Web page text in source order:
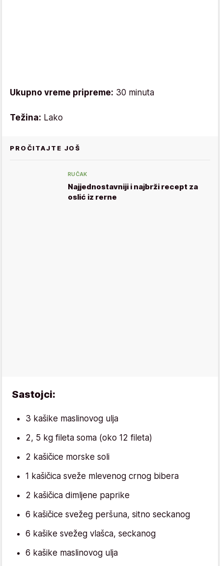
Ukupno vreme pripreme: 30 minuta
Težina: Lako
PROČITAJTE JOŠ
RUČAK
Najjednostavniji i najbrži recept za
oslić iz rerne
Sastojci:
3 kašike maslinovog ulja
2, 5 kg fileta soma (oko 12 fileta)
2 kašičice morske soli
1 kašičica sveže mlevenog crnog bibera
2 kašičica dimljene paprike
6 kašičice svežeg peršuna, sitno seckanog
6 kašike svežeg vlašca, seckanog
6 kašike maslinovog ulja